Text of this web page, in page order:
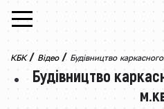
Skip to content
КБК / Відео / Будівництво
Будівництво